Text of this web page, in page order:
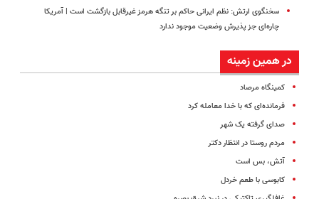
سخنگوی ارتش: نظم ایرانی حاکم بر تنگه هرمز غیرقابل بازگشت است | آمریکا
چاره‌ای جز پذیرش وضعیت موجود ندارد
در همین زمینه
کمینگاه مرصاد
فرمانده‌ای که با خدا معامله کرد
صدای‌ گرفته یک شهر
مردم روستا در انتظار دکتر
آتش، بس است
کابوسی با طعم خردل